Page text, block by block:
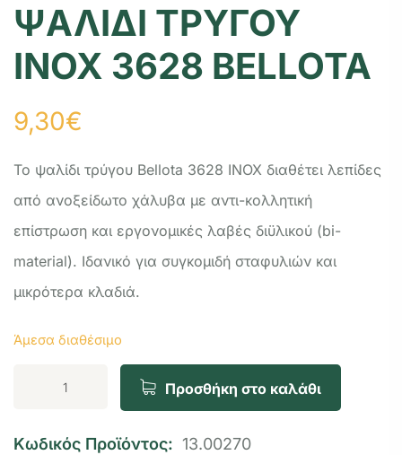
ΨΑΛΙΔΙ ΤΡΥΓΟΥ
ΙΝΟΧ 3628 BELLOTA
9,30€
Το ψαλίδι τρύγου Bellota 3628 INOX διαθέτει λεπίδες
από ανοξείδωτο χάλυβα με αντι-κολλητική
επίστρωση και εργονομικές λαβές διϋλικού (bi-
material). Ιδανικό για συγκομιδή σταφυλιών και
μικρότερα κλαδιά.
Άμεσα διαθέσιμο
Προσθήκη στο καλάθι
Κωδικός Προϊόντος: 13.00270